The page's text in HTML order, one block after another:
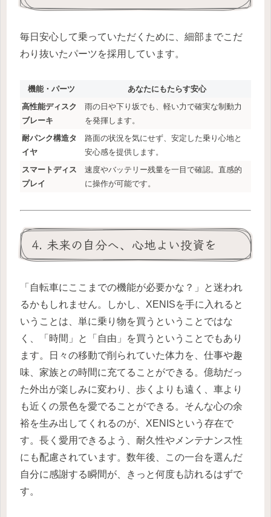
毎日安心して乗っていただくために、細部までこだ
わり抜いたパーツを採用しています。
機能・パーツ
あなたにもたらす安心
高性能ディスク
ブレーキ
雨の日や下り坂でも、軽い力で確実な制動力
を発揮します。
耐パンク構造タ
イヤ
路面の状況を気にせず、安定した乗り心地と
安心感を提供します。
スマートディス
プレイ
速度やバッテリー残量を一目で確認。直感的
に操作が可能です。
4. 未来の自分へ、心地よい投資を
「自転車にここまでの機能が必要かな？」と迷われ
るかもしれません。しかし、XENISを手に入れると
いうことは、単に乗り物を買うということではな
く、「時間」と「自由」を買うということでもあり
ます。日々の移動で削られていた体力を、仕事や趣
味、家族との時間に充てることができる。億劫だっ
た外出が楽しみに変わり、歩くよりも遠く、車より
も近くの景色を愛でることができる。そんな心の余
裕を生み出してくれるのが、XENISという存在で
す。長く愛用できるよう、耐久性やメンテナンス性
にも配慮されています。数年後、この一台を選んだ
自分に感謝する瞬間が、きっと何度も訪れるはずで
す。